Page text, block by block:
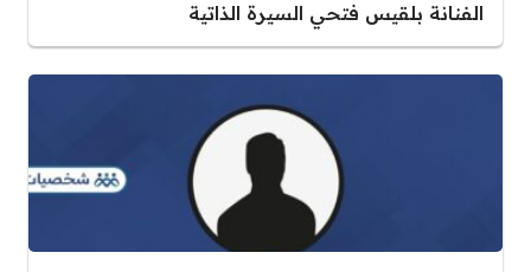
الفنانة بلقيس فتحي السيرة الذاتية